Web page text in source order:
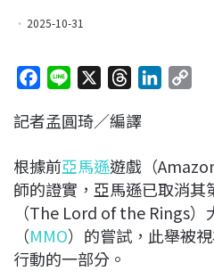
2025-10-31
c
b
o
o
k
n
r
a
d
s
e
d
I
n
L
i
n
k
記者孟圓琦／編譯
根據前亞馬遜遊戲（
師的證實，亞馬遜已取消其
（The Lord of the Rings
（MMO）的嘗試，此舉被
行動的一部分。